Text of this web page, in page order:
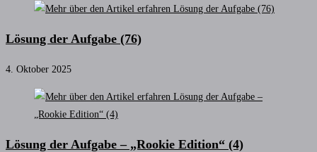
Lösung der Aufgabe (76)
4. Oktober 2025
Lösung der Aufgabe – „Rookie Edition“ (4)